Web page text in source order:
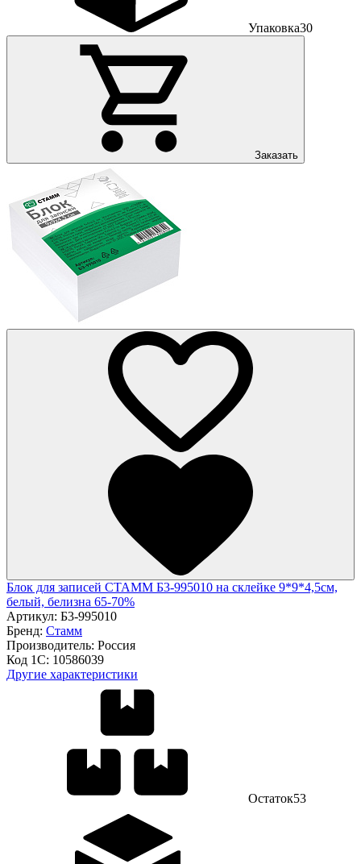
Упаковка30
Заказать
Блок для записей СТАММ Б3-995010 на склейке 9*9*4,5см,
белый, белизна 65-70%
Артикул: Б3-995010
Бренд: Стамм
Производитель: Россия
Код 1С: 10586039
Другие характеристики
Остаток53